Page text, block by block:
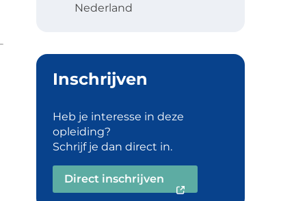
Nederland
Inschrijven
Heb je interesse in deze
opleiding?
Schrijf je dan direct in.
Direct inschrijven